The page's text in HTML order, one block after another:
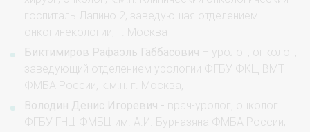
госпиталь Лапино 2, заведующая отделением
онкогинекологии, г. Москва
Биктимиров Рафаэль Габбасович – уролог, онколог,
заведующий отделением урологии ФГБУ ФКЦ ВМТ
ФМБА России, к.м.н. г. Москва,
Володин Денис Игоревич - врач-уролог, онколог
ФГБУ ГНЦ ФМБЦ им. А.И. Бурназяна ФМБА России,